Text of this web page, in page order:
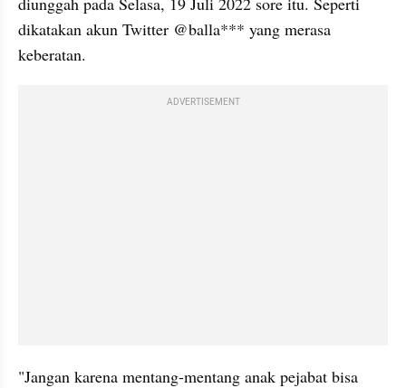
dikatakan akun Twitter @balla*** yang merasa
keberatan.
ADVERTISEMENT
"Jangan karena mentang-mentang anak pejabat bisa